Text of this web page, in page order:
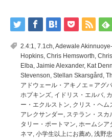
中…
2.4:1 7.1ch Adewale
Hopkins Chris Hemsworth
Elba Jaimie Alexander, Kat
Stevenson Stellan Skarsgård
アドウェール・アキノエ＝アグ
ホプキンズ イドリス・エルバ,
ー・エクルストン クリス・ヘム
アレクサンダー
ステラン・スカ
タリー・ポートマン ホームシア
ネマ 小学生以上にお薦め 浅野